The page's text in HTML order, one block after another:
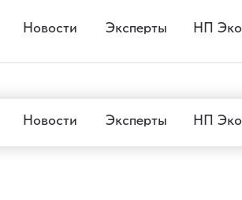
Эксперты НП
Новости
Эксперты НП
Новости